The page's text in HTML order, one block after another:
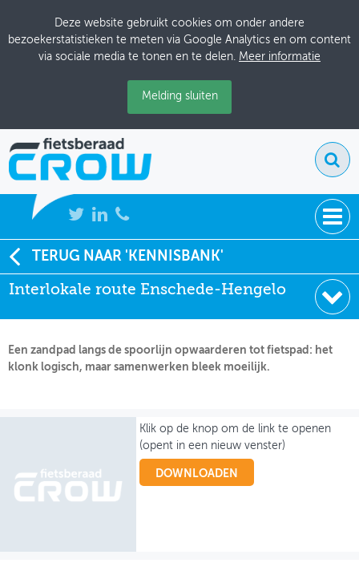
Deze website gebruikt cookies om onder andere
bezoekerstatistieken te meten via Google Analytics en om content
via sociale media te tonen en te delen. Meer informatie
Melding sluiten
NIEUWS
BIJEENKOMSTEN
KENNISBANK
ADRESSENBOEK
GEBRUIKER
TERUG NAAR 'KENNISBANK'
Interlokale route Enschede-Hengelo
Soort:
Artikelen Fietsverkeer
Uitgever:
Fietsverkeer
Een zandpad langs de spoorlijn opwaarderen tot fietspad: het
klonk logisch, maar samenwerken bleek moeilijk.
Klik op de knop om de link te openen
(opent in een nieuw venster)
DOWNLOADEN